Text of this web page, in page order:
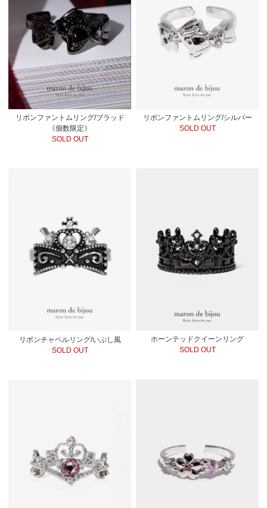
リボンファントムリング/ブラッド
《個数限定》
SOLD OUT
リボンファントムリング/シルバー
SOLD OUT
リボンチャペルリング/いぶし風
SOLD OUT
ホーンテッドクイーンリング
SOLD OUT